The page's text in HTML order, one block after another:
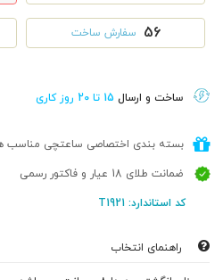
56 سفارش ساخت
ساخت و ارسال 15 تا 20 روز کاری
بسته بندی اختصاصی ساعتچی مناسب
ضمانت طلای 18 عیار و فاکتور رسمی
کد استاندارد: T1921
راهنمای انتخاب